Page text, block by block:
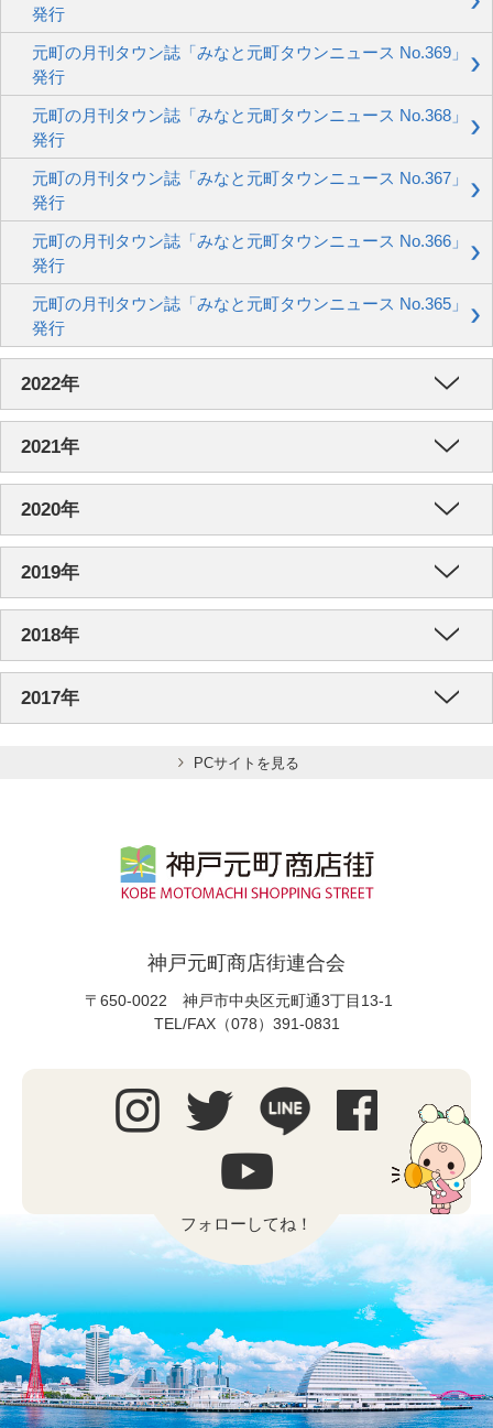
発行
元町の月刊タウン誌「みなと元町タウンニュース No.369」
発行
元町の月刊タウン誌「みなと元町タウンニュース No.368」
発行
元町の月刊タウン誌「みなと元町タウンニュース No.367」
発行
元町の月刊タウン誌「みなと元町タウンニュース No.366」
発行
元町の月刊タウン誌「みなと元町タウンニュース No.365」
発行
2022年
2021年
2020年
2019年
2018年
2017年
PCサイトを見る
神戸元町商店街連合会
〒650-0022 神戸市中央区元町通3丁目13-1
TEL/FAX（078）391-0831
フォローしてね！